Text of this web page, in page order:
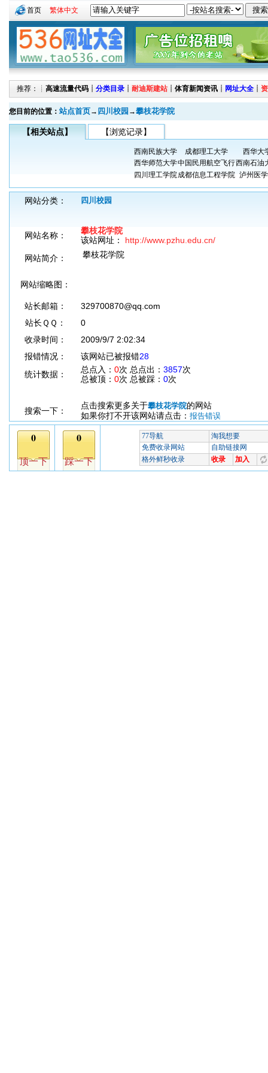
首页 繁体中文
推荐：┊ 高速流量代码 ┊ 分类目录 ┊ 耐迪斯建站 ┊ 体育新闻资讯 ┊ 网址大全 ┊
您目前的位置： 站点首页→ 四川校园 →攀枝花学院
【相关站点】 【浏览记录】
西南民族大学 成都理工大学
西华大
西华师范大学中国民用航空飞行西南石油
四川理工学院成都信息工程学院 泸州医
网站分类： 四川校园
网站名称：
攀枝花学院
该站网址： http://www.pzhu.edu.cn/
网站简介：
攀枝花学院
网站缩略图：
站长邮箱：
329700870@qq.com
站长ＱＱ：
0
收录时间：
2009/9/7 2:02:34
报错情况：
该网站已被报错28
统计数据：
总点入： 0次 总点出： 3857次
总被顶： 0次 总被踩： 0次
搜索一下：
点击搜索更多关于攀枝花学院的网站
如果你打不开该网站请点击： 报告错误